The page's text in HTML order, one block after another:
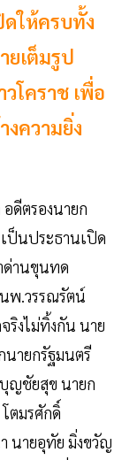
ให้ครบทั้ง
ยเต็มรูป
โคราช เพื่อ
ความยิ่ง
อดีตรองนายก
ป็นประธานเปิด
ด่านขุนทด
พ.วรรณรัตน์
ริงไม่ทิ้งกัน นาย
ายกรัฐมนตรี
ญชัยสุข นายก
ตมรศักดิ์
นายอุทัย มิ่งขวัญ